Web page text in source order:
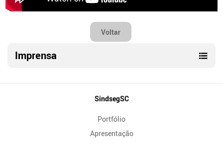
Voltar
Imprensa
SindsegSC
Portfólio
Apresentação